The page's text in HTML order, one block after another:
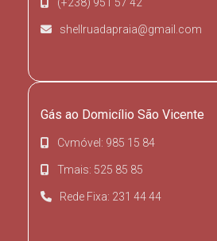
shellruadapraia@gmail.com
Gás ao Domicílio São Vicente
Cvmóvel: 985 15 84
Tmais: 525 85 85
Rede Fixa: 231 44 44